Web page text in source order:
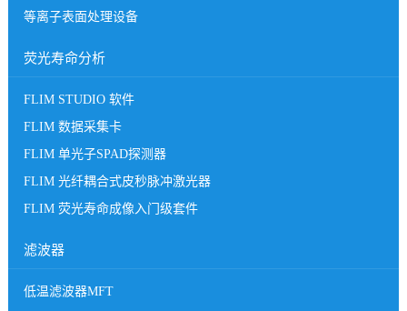
等离子表面处理设备
荧光寿命分析
FLIM STUDIO 软件
FLIM 数据采集卡
FLIM 单光子SPAD探测器
FLIM 光纤耦合式皮秒脉冲激光器
FLIM 荧光寿命成像入门级套件
滤波器
低温滤波器MFT